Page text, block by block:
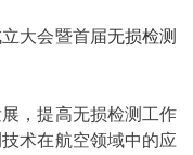
大会暨首届无损检测
，提高无损检测工作
术在航空领域中的应